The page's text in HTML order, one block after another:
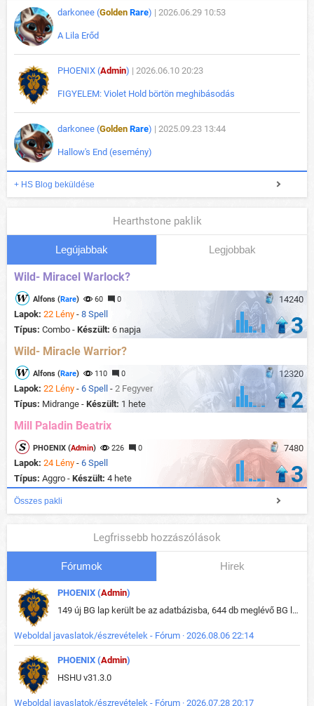
darkonee (Golden Rare) | 2026.06.29 10:53
A Lila Erőd
PHOENIX (Admin) | 2026.06.10 20:23
FIGYELEM: Violet Hold börtön meghibásodás
darkonee (Golden Rare) | 2025.09.23 13:44
Hallow's End (esemény)
+ HS Blog beküldése
Hearthstone paklik
Legújabbak Legjobbak
Wild- Miracel Warlock?
14240
Alfons (Rare) 60 0
Lapok: 22 Lény - 8 Spell
Típus: Combo - Készült: 6 napja 3
Wild- Miracle Warrior?
12320
Alfons (Rare) 110 0
Lapok: 22 Lény - 6 Spell - 2 Fegyver
Típus: Midrange - Készült: 1 hete 2
Mill Paladin Beatrix
7480
PHOENIX (Admin) 226 0
Lapok: 24 Lény - 6 Spell
Típus: Aggro - Készült: 4 hete 3
Összes pakli
Legfrissebb hozzászólások
Fórumok Hirek
PHOENIX (Admin)
149 új BG lap került be az adatbázisba, 644 db meglévő BG lap módosult, bekerültek az új képek a megváltozott lapokhoz is.
Weboldal javaslatok/észrevételek - Fórum · 2026.08.06 22:14
PHOENIX (Admin)
HSHU v31.3.0
Weboldal javaslatok/észrevételek - Fórum · 2026.07.28 20:17